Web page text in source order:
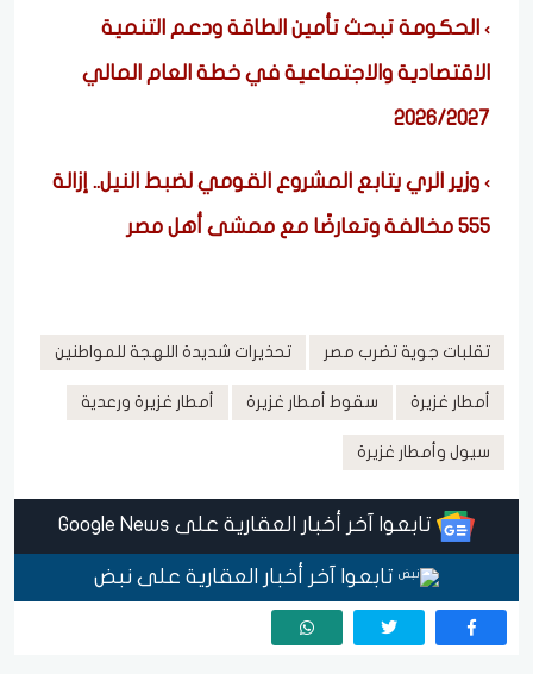
الحكومة تبحث تأمين الطاقة ودعم التنمية
الاقتصادية والاجتماعية في خطة العام المالي
2026/2027
وزير الري يتابع المشروع القومي لضبط النيل.. إزالة
555 مخالفة وتعارضًا مع ممشى أهل مصر
تقلبات جوية تضرب مصر تحذيرات شديدة اللهجة للمواطنين
أمطار غزيرة سقوط أمطار غزيرة أمطار غزيرة ورعدية
سيول وأمطار غزيرة
تابعوا آخر أخبار العقارية على Google News
تابعوا آخر أخبار العقارية على نبض